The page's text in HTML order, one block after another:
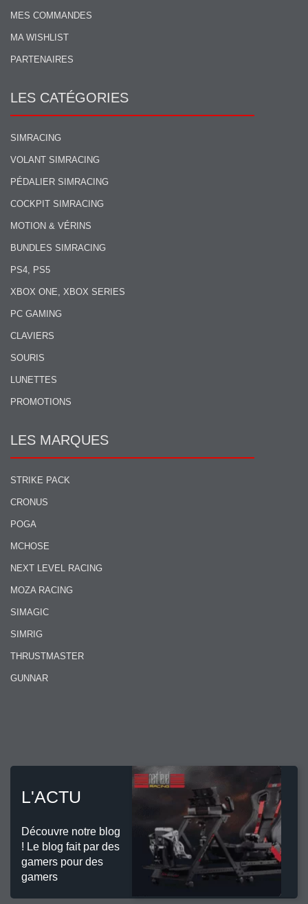
MES COMMANDES
MA WISHLIST
PARTENAIRES
LES CATÉGORIES
SIMRACING
VOLANT SIMRACING
PÉDALIER SIMRACING
COCKPIT SIMRACING
MOTION & VÉRINS
BUNDLES SIMRACING
PS4, PS5
XBOX ONE, XBOX SERIES
PC GAMING
CLAVIERS
SOURIS
LUNETTES
PROMOTIONS
LES MARQUES
STRIKE PACK
CRONUS
POGA
MCHOSE
NEXT LEVEL RACING
MOZA RACING
SIMAGIC
SIMRIG
THRUSTMASTER
GUNNAR
L'ACTU
Découvre notre blog
! Le blog fait par des
gamers pour des
gamers